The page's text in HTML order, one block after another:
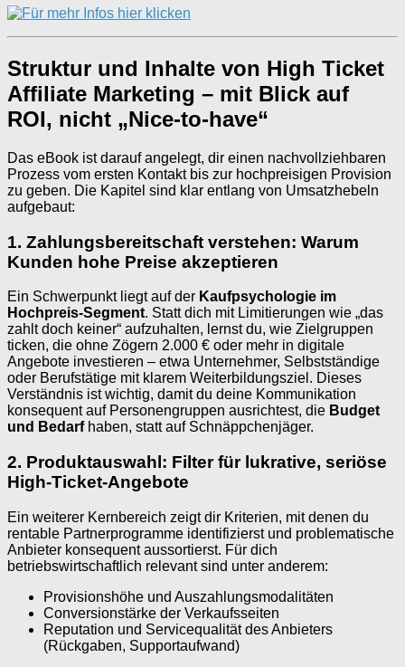
Struktur und Inhalte von High Ticket
Affiliate Marketing – mit Blick auf
ROI, nicht „Nice-to-have“
Das eBook ist darauf angelegt, dir einen nachvollziehbaren
Prozess vom ersten Kontakt bis zur hochpreisigen Provision
zu geben. Die Kapitel sind klar entlang von Umsatzhebeln
aufgebaut:
1. Zahlungsbereitschaft verstehen: Warum
Kunden hohe Preise akzeptieren
Ein Schwerpunkt liegt auf der Kaufpsychologie im
Hochpreis-Segment. Statt dich mit Limitierungen wie „das
zahlt doch keiner“ aufzuhalten, lernst du, wie Zielgruppen
ticken, die ohne Zögern 2.000 € oder mehr in digitale
Angebote investieren – etwa Unternehmer, Selbstständige
oder Berufstätige mit klarem Weiterbildungsziel. Dieses
Verständnis ist wichtig, damit du deine Kommunikation
konsequent auf Personengruppen ausrichtest, die Budget
und Bedarfhaben, statt auf Schnäppchenjäger.
2. Produktauswahl: Filter für lukrative, seriöse
High-Ticket-Angebote
Ein weiterer Kernbereich zeigt dir Kriterien, mit denen du
rentable Partnerprogramme identifizierst und problematische
Anbieter konsequent aussortierst. Für dich
betriebswirtschaftlich relevant sind unter anderem:
Provisionshöhe und Auszahlungsmodalitäten
Conversionstärke der Verkaufsseiten
Reputation und Servicequalität des Anbieters
(Rückgaben, Supportaufwand)